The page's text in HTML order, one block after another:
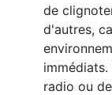
de
d'autres,
radio ou